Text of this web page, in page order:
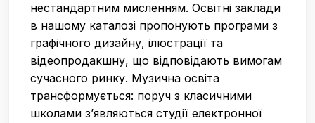
нестандартним мисленням. Освітні заклади
в нашому каталозі пропонують програми з
графічного дизайну, ілюстрації та
відеопродакшну, що відповідають вимогам
сучасного ринку. Музична освіта
трансформується: поруч з класичними
школами з’являються студії електронної